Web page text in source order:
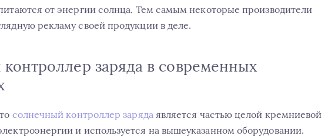
от энергии солнца. Тем самым некоторые производители
рекламу своей продукции в деле.
заряда в современных
солнечный контроллер заряда является частью целой кремниевой
и используется на вышеуказанном оборудовании.